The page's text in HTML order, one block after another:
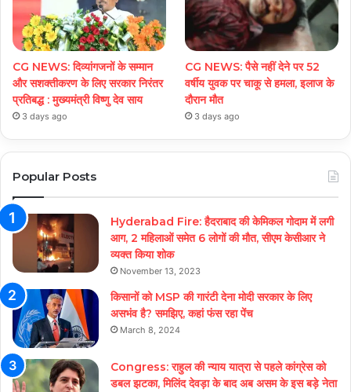
CG NEWS: दिव्यांगजनों के सम्मान
और सशक्तीकरण के लिए सरकार निरंतर
प्रतिबद्ध : मुख्यमंत्री विष्णु देव साय
3 days ago
CG NEWS: पैसे नहीं देने पर 52
वर्षीय युवक पर चाकू से हमला, इलाज के
दौरान मौत
3 days ago
Popular Posts
Hyderabad Fire: हैदराबाद की केमिकल गोदाम में लगी
आग, 2 महिलाओं समेत 6 लोगों की मौत, सीएम केसीआर ने
व्यक्त किया शोक
November 13, 2023
किसानों को MSP की गारंटी देना मोदी सरकार के लिए
असभंव है? समझिए, कहां फंस रहा पेंच
March 8, 2024
Congress: राहुल की न्याय यात्रा से पहले कांग्रेस को
डबल झटका, मिलिंद देवड़ा के बाद अब असम के इस बड़े नेता